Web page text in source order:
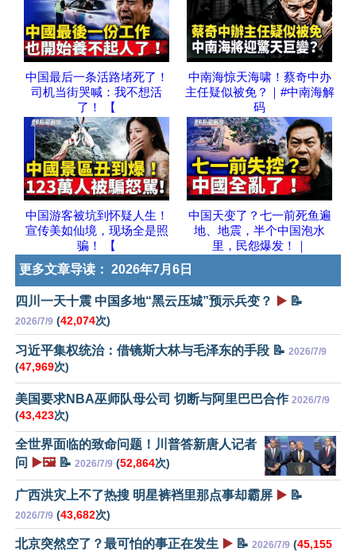
中国最后一条活路堵死了！
司机当街哭喊：我不想活
了！ 【
中南海惊天海啸！蔡奇中办
主任疑似被免？｜#中南海解
码
中国游客被坑到怀疑人生！
宣传美如仙境，现场全是照
骗！ 【
中国天变了？七一前死鱼遍
地、地震，半个中国泡水
里，民怨爆发！｜
更多文章导读： 2026年7月6日
四川一天十震 中国多地“黑云压城”预示兵变？ ▶️ 📝
2026/7/9 (42,074次)
习近平集权统治：借镜斯大林与毛泽东的手段 📝 2026/7/9
(47,969次)
美国要求NBA巫师队母公司 切断与阿里巴巴合作 2026/7/9
(43,423次)
全世界面临的致命问题！川普答新唐人记者
问 ▶️🖼️📝 2026/7/9 (52,864次)
广西洪灾上不了热搜 明星裤裆里那点事却霸屏 ▶️ 📝
2026/7/9 (43,682次)
北京突然空了？最可怕的事正在发生 ▶️ 📝 2026/7/9 (45,155